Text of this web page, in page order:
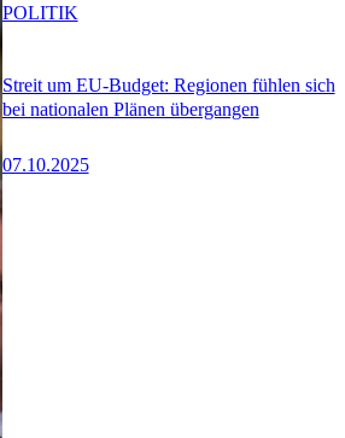
Streit um EU-Budget: Regionen fühlen sich
bei nationalen Plänen übergangen
07.10.2025
POLITIK